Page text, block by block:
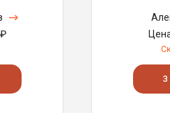
₽